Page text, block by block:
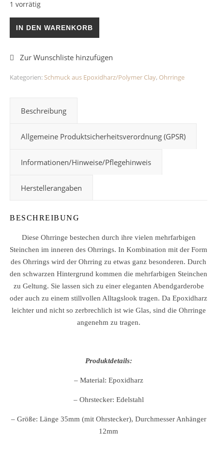
1 vorrätig
Längliche Ohrringe Steinchen/Schwarz Epoxidharz Menge
IN DEN WARENKORB
Kategorien: Schmuck aus Epoxidharz/Polymer Clay, Ohrringe
Beschreibung
Allgemeine Produktsicherheitsverordnung (GPSR)
Informationen/Hinweise/Pflegehinweis
Herstellerangaben
BESCHREIBUNG
Diese Ohrringe bestechen durch ihre vielen mehrfarbigen
Steinchen im inneren des Ohrrings. In Kombination mit der Form
des Ohrrings wird der Ohrring zu etwas ganz besonderen. Durch
den schwarzen Hintergrund kommen die mehrfarbigen Steinchen
zu Geltung. Sie lassen sich zu einer eleganten Abendgarderobe
oder auch zu einem stillvollen Alltagslook tragen. Da Epoxidharz
leichter und nicht so zerbrechlich ist wie Glas, sind die Ohrringe
angenehm zu tragen.
Produktdetails:
– Material: Epoxidharz
– Ohrstecker: Edelstahl
– Größe: Länge 35mm (mit Ohrstecker), Durchmesser Anhänger
12mm